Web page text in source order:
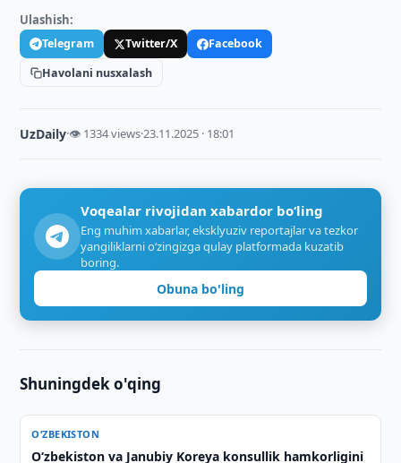
Ulashish:
Telegram Twitter/X
Facebook
Havolani nusxalash
UzDaily·👁 1334 views·23.11.2025 · 18:01
Voqealar rivojidan xabardor bo‘ling
Eng muhim xabarlar, eksklyuziv reportajlar va tezkor
yangiliklarni o‘zingizga qulay platformada kuzatib
boring.
Obuna bo'ling
Shuningdek o'qing
O‘ZBEKISTON
Oʻzbekiston va Janubiy Koreya konsullik hamkorligini